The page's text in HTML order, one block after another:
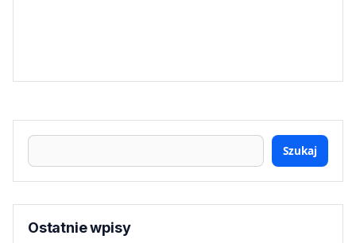
Szukaj
Ostatnie wpisy